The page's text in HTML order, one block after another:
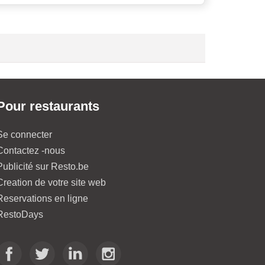
restaurants
connecter
-nous
sur Resto.be
de votre site web
en ligne